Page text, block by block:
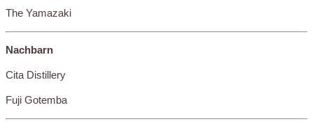
The Yamazaki
Nachbarn
Cita Distillery
Fuji Gotemba